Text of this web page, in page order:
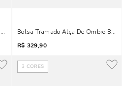
Bege Marfim
Bolsa Tramado Alça De Ombro
R$ 329,90
3 CORES